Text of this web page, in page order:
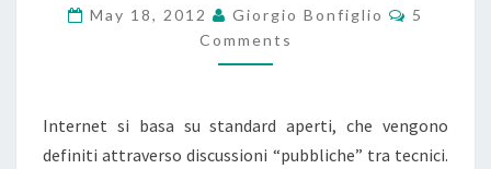
FINE
DEL
MONDO
CON
FASTWEB
May 18, 2012 Giorgio Bonfiglio
5
Comments
Internet si basa su standard aperti, che vengono
definiti attraverso discussioni “pubbliche” tra tecnici.